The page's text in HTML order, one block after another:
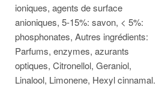
ioniques, agents de surface
anioniques, 5-15%: savon, < 5%:
phosphonates, Autres ingrédients:
Parfums, enzymes, azurants
optiques, Citronellol, Geraniol,
Linalool, Limonene, Hexyl cinnamal.